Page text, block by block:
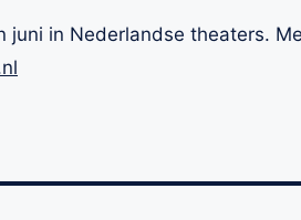
juni in Nederlandse theaters.